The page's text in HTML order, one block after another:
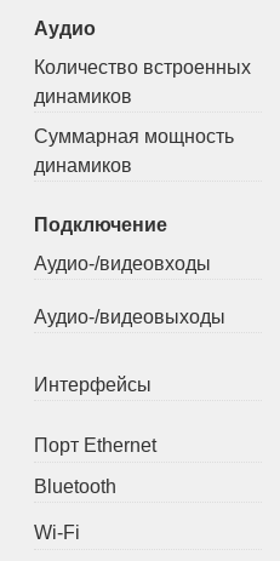
Аудио
Количество встроенных
динамиков
Суммарная мощность
динамиков
Подключение
Аудио-/видеовходы
Аудио-/видеовыходы
Интерфейсы
Порт Ethernet
Bluetooth
Wi-Fi